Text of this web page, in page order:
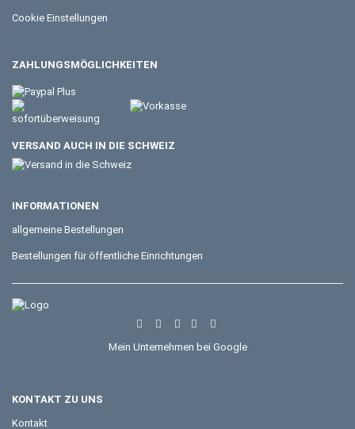
Cookie Einstellungen
ZAHLUNGSMÖGLICHKEITEN
VERSAND AUCH IN DIE SCHWEIZ
INFORMATIONEN
allgemeine Bestellungen
Bestellungen für öffentliche Einrichtungen
Mein Unternehmen bei Google
KONTAKT ZU UNS
Kontakt